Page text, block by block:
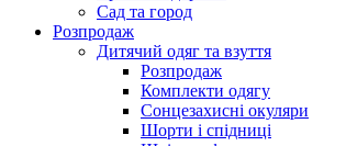
Сад та город
Розпродаж
Дитячий одяг та взуття
Розпродаж
Комплекти одягу
Сонцезахисні окуляри
Шорти і спідниці